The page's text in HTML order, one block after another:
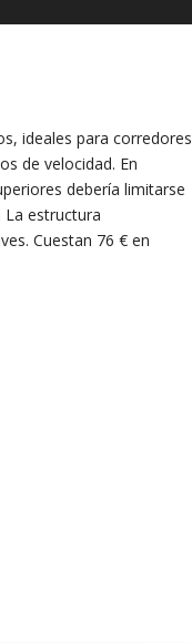
ideales para corredores
de velocidad. En
debería limitarse
estructura
Cuestan 76 € en